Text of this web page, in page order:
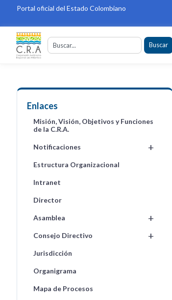
Portal oficial del Estado Colombiano
Buscar
Enlaces
Misión, Visión, Objetivos y Funciones
de la C.R.A.
+
Notificaciones
Estructura Organizacional
Intranet
Director
+
Asamblea
+
Consejo Directivo
Jurisdicción
Organigrama
Mapa de Procesos